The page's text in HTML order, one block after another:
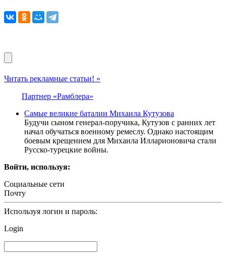
Читать рекламные статьи! »
Партнер «Рамблера»
Самые великие баталии Михаила Кутузова
Будучи сыном генерал-поручика, Кутузов с ранних лет
начал обучаться военному ремеслу. Однако настоящим
боевым крещением для Михаила Илларионовича стали
Русско-турецкие войны.
Войти, используя:
Социальные сети
Почту
Используя логин и пароль:
Login